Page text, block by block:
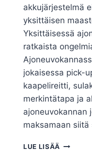
akkujärjestelmä
yksittäisen
Yksittäisessä
ratkaista
jokaisessa pick-
kaapelireitti,
merkintätapa ja
ajoneuvokannan
maksamaan
LUE LISÄÄ